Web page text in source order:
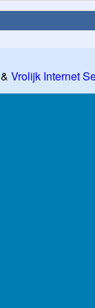
Vrolijk Internet